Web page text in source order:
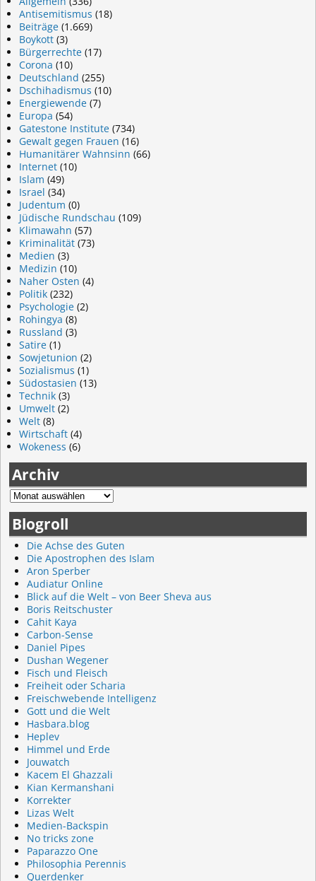
Antisemitismus (18)
Beiträge (1.669)
Boykott (3)
Bürgerrechte (17)
Corona (10)
Deutschland (255)
Dschihadismus (10)
Energiewende (7)
Europa (54)
Gatestone Institute (734)
Gewalt gegen Frauen (16)
Humanitärer Wahnsinn (66)
Internet (10)
Islam (49)
Israel (34)
Judentum (0)
Jüdische Rundschau (109)
Klimawahn (57)
Kriminalität (73)
Medien (3)
Medizin (10)
Naher Osten (4)
Politik (232)
Psychologie (2)
Rohingya (8)
Russland (3)
Satire (1)
Sowjetunion (2)
Sozialismus (1)
Südostasien (13)
Technik (3)
Umwelt (2)
Welt (8)
Wirtschaft (4)
Wokeness (6)
Archiv
Blogroll
Die Achse des Guten
Die Apostrophen des Islam
Aron Sperber
Audiatur Online
Blick auf die Welt – von Beer Sheva aus
Boris Reitschuster
Cahit Kaya
Carbon-Sense
Daniel Pipes
Dushan Wegener
Fisch und Fleisch
Freiheit oder Scharia
Freischwebende Intelligenz
Gott und die Welt
Hasbara.blog
Heplev
Himmel und Erde
Jouwatch
Kacem El Ghazzali
Kian Kermanshani
Korrekter
Lizas Welt
Medien-Backspin
No tricks zone
Paparazzo One
Philosophia Perennis
Querdenker